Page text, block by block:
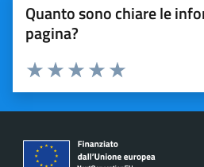
Quanto sono chiare le
pagina?
Valuta 5 stelle
Valuta 4 stelle su 5
Valuta 3 stelle su 5
Valuta 2 stelle su 5
Valuta 1 stelle su 5